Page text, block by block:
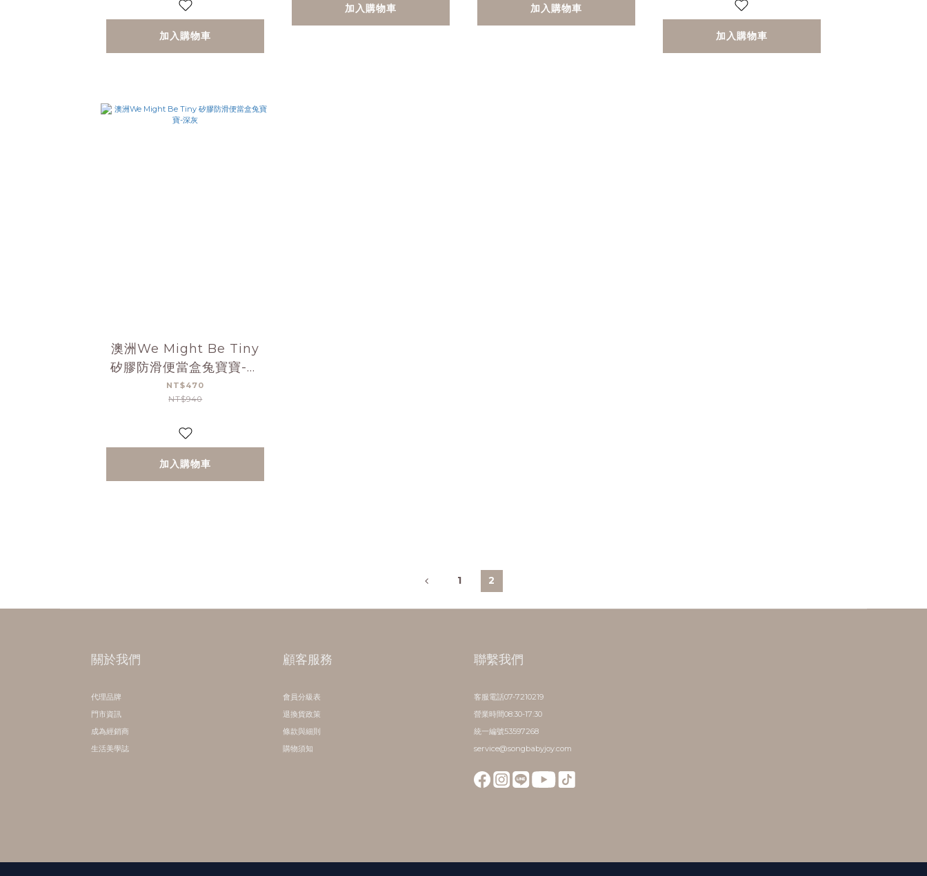
加入購物車
加入購物車 加入購物車
加入購物車
澳洲We Might Be Tiny
矽膠防滑便當盒兔寶寶-深
灰
NT$470
NT$940
加入購物車
1 2
關於我們
代理品牌
門市資訊
成為經銷商
生活美學誌
顧客服務
會員分級表
退換貨政策
條款與細則
購物須知
聯繫我們
客服電話07-7210219
營業時間08:30-17:30
統一編號53597268
service@songbabyjoy.com